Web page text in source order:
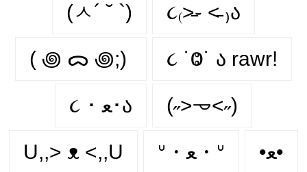
(ㅅ´ ˘ `) ૮₍˃̵֊ ˂̵ ₎ა
( ꩜ ᯅ ꩜;)⁭ ⁭ ૮ ˙Ⱉ˙ ა rawr!
૮ ･ ﻌ･ა (˶˃𐃷˂˶)
U,,> ᴥ <,,U ᐡ・ﻌ・ᐡ •ﻌ•